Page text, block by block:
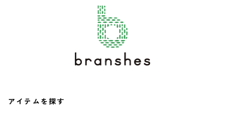
アイテムを探す